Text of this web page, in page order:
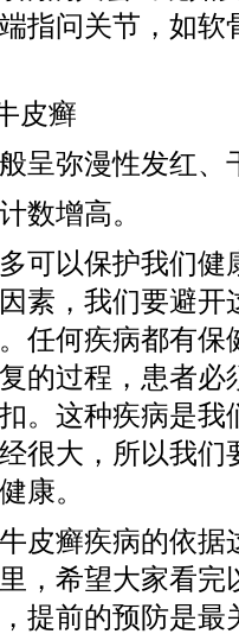
指问关节，如软
皮癣
弥漫性发红、
数增高。
以保护我们健
素，我们要避开
任何疾病都有保
的过程，患者必
。这种疾病是我
很大，所以我们
康。
癣疾病的依据
，希望大家看完
提前的预防是最